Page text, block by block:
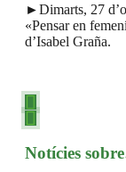
►Dimarts, 27
«Pensar en
d’Isabel Graña.
Notícies